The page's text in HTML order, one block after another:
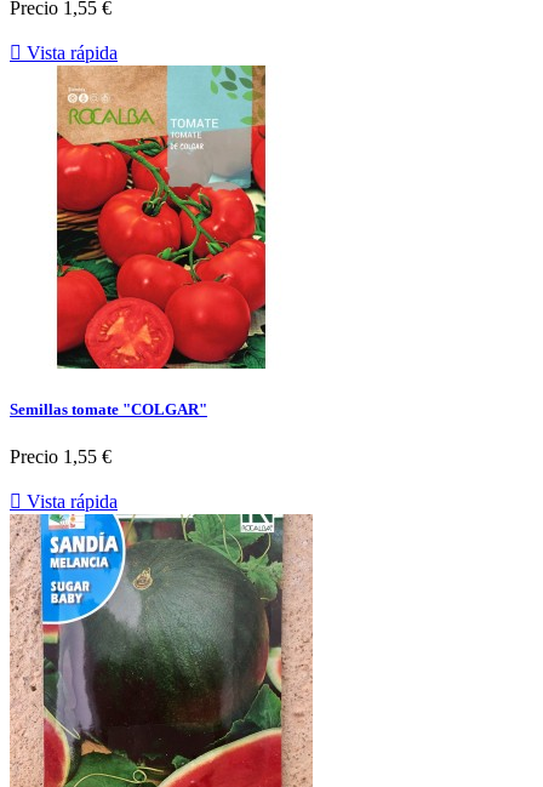
Precio 1,55 €
 Vista rápida
Semillas tomate "COLGAR"
Precio 1,55 €
 Vista rápida